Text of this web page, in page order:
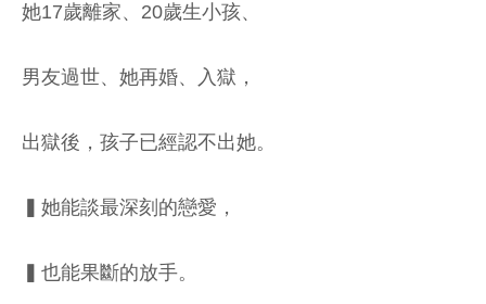
她17歲離家、20歲生小孩、
男友過世、她再婚、入獄，
出獄後，孩子已經認不出她。
▍她能談最深刻的戀愛，
▍也能果斷的放手。